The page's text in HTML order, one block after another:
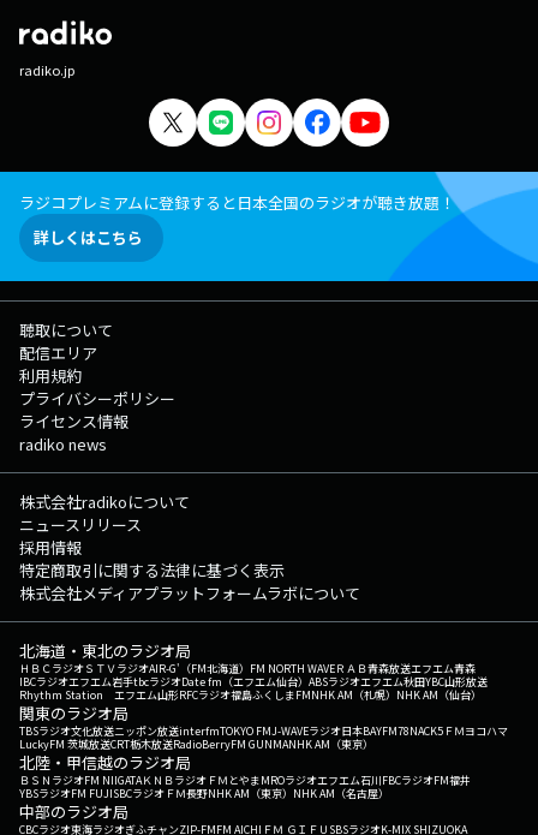
radiko.jp
ラジコプレミアムに登録すると日本全国のラジオが聴き放題！
詳しくはこちら
聴取について
配信エリア
利用規約
プライバシーポリシー
ライセンス情報
radiko news
株式会社radikoについて
ニュースリリース
採用情報
特定商取引に関する法律に基づく表示
株式会社メディアプラットフォームラボについて
北海道・東北のラジオ局
ＨＢＣラジオＳＴＶラジオAIR-G'（FM北海道） FM NORTH WAVEＲＡＢ青森放送エフエム青森
IBCラジオエフエム岩手tbcラジオDate fm（エフエム仙台） ABSラジオエフエム秋田YBC山形放送
Rhythm Station エフエム山形RFCラジオ福島ふくしまFMNHK AM（札幌） NHK AM（仙台）
関東のラジオ局
TBSラジオ文化放送ニッポン放送interfmTOKYO FMJ-WAVEラジオ日本BAYFM78NACK5 ＦＭヨコハマ
LuckyFM 茨城放送CRT栃木放送RadioBerryFM GUNMANHK AM（東京）
北陸・甲信越のラジオ局
ＢＳＮラジオFM NIIGATAＫＮＢラジオ ＦＭとやまMROラジオエフエム石川FBCラジオFM福井
YBSラジオFM FUJISBCラジオ ＦＭ長野NHK AM（東京） NHK AM（名古屋）
中部のラジオ局
CBCラジオ東海ラジオぎふチャンZIP-FMFM AICHI ＦＭ ＧＩＦＵ SBSラジオK-MIX SHIZUOKA